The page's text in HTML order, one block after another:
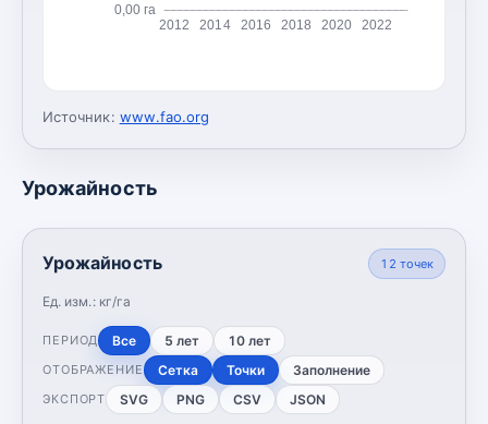
0,00 га
2012 2014 2016 2018 2020 2022
Источник: www.fao.org
Урожайность
Урожайность
Ед. изм.: кг/га
12 точек
ПЕРИОД Все 5 лет 10 лет
ОТОБРАЖЕНИЕ Сетка Точки Заполнение
ЭКСПОРТ SVG PNG CSV JSON